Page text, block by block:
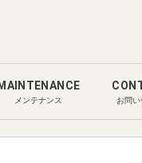
MAINTENANCE
メンテナンス お問